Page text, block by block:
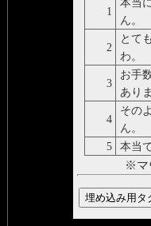
1
ん。
2
とて
わ。
3
お手
あり
4
その
ん。
5 本当
※マ